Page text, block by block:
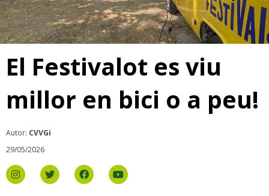
El Festivalot es viu
millor en bici o a peu!
Autor: CVVGi
29/05/2026